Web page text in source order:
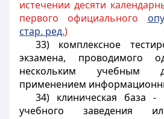
истечении десяти
первого официального
стар. ред.)
33) комплексное
экзамена, проводимого
нескольким учебным
применением
34) клиническая база -
учебного заведения